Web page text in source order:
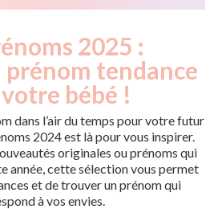
2025 :
prénom tendance
bébé !
dans l’air du temps pour votre futur
2024 est là pour vous inspirer.
originales ou prénoms qui
année, cette sélection vous permet
et de trouver un prénom qui
à vos envies.